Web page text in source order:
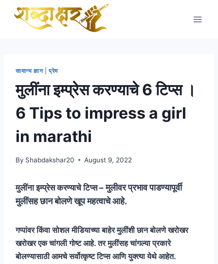
सामान्य ज्ञान| प्रेम
मुलींना इम्प्रेस करण्याचे 6 टिप्स ।
6 Tips to impress a girl
in marathi
By Shabdakshar20 August 9, 2022
मुलींना इम्प्रेस करण्याचे टिप्स –मुलीवर प्रभाव पाडण्यापूर्वी
मुलींसह छान बोलणे खूप महत्वाचे आहे.
गप्पांवर किंवा सोशल मीडियाच्या बाहेर मुलींशी छान बोलणे खरोखर
खरोखर एक चांगली गोष्ट आहे. तर मुलींसह चांगल्या प्रकारे
बोलण्यासाठी आमचे सर्वोत्कृष्ट टिप्स आणि युक्त्या येथे आहेत.